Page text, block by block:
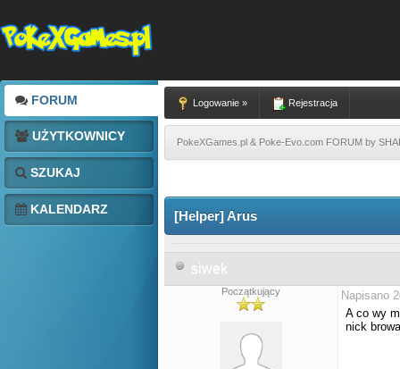
FORUM
UŻYTKOWNICY
SZUKAJ
KALENDARZ
Logowanie » Rejestracja
PokeXGames.pl & Poke-Evo.com FORUM by
[Helper] Arus
siwek
Początkujący
Napisano
A co wy
nick